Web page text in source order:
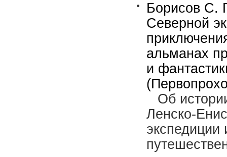
Борисов С.
Северной
альманах
и
Об
Ленско-